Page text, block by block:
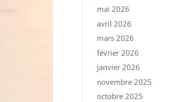
mai 2026
avril 2026
mars 2026
février 2026
janvier 2026
novembre 2025
octobre 2025